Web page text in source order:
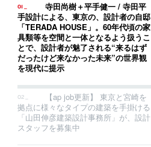
寺田尚樹＋平手健一 / 寺田平
手設計による、東京の、設計者の自邸
「TERADA HOUSE」。60年代頃の家
具類等を空間と一体となるよう扱うこ
とで、設計者が魅了される“来るはず
だったけど来なかった未来”の世界観
を現代に提示
【ap job更新】 東京と宮崎を
拠点に様々なタイプの建築を手掛ける
「山田伸彦建築設計事務所」が、設計
スタッフを募集中